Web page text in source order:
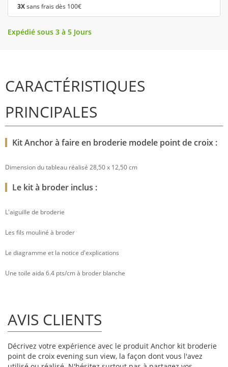
3Xsans frais dès 100€
Expédié sous 3 à 5 Jours
CARACTÉRISTIQUES
PRINCIPALES
Kit Anchor à faire en broderie modele point de croix :
Dimension du tableau réalisé 28,50 x 12,50 cm
Le kit à broder inclus :
L'aiguille de broderie
Les fils mouliné à broder
Le diagramme et la notice d'explications
Une toile aida 6.4 pts/cm à broder blanche
AVIS CLIENTS
Décrivez votre expérience avec le produit Anchor kit broderie
point de croix evening sun view, la façon dont vous l'avez